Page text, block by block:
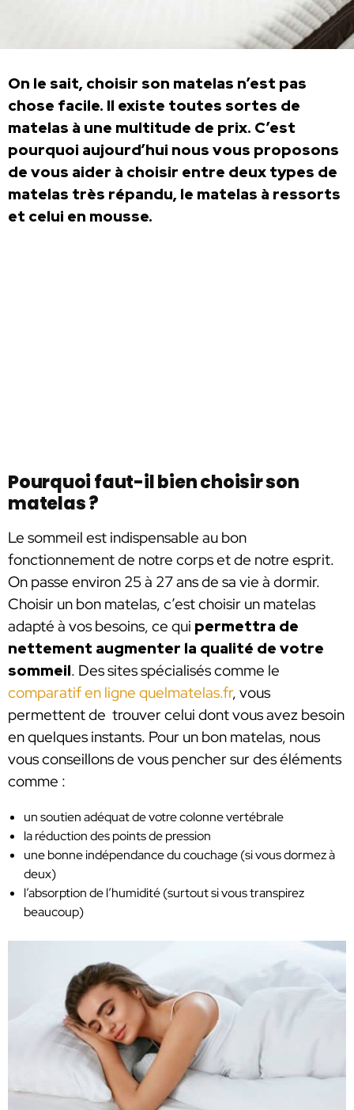
On le sait, choisir son matelas n’est pas
chose facile. Il existe toutes sortes de
matelas à une multitude de prix. C’est
pourquoi aujourd’hui nous vous proposons
de vous aider à choisir entre deux types de
matelas très répandu, le matelas à ressorts
et celui en mousse.
Pourquoi faut-il bien choisir son
matelas ?
Le sommeil est indispensable au bon
fonctionnement de notre corps et de notre esprit.
On passe environ 25 à 27 ans de sa vie à dormir.
Choisir un bon matelas, c’est choisir un matelas
adapté à vos besoins, ce qui permettra de
nettement augmenter la qualité de votre
sommeil. Des sites spécialisés comme le
comparatif en ligne quelmatelas.fr, vous
permettent de trouver celui dont vous avez besoin
en quelques instants. Pour un bon matelas, nous
vous conseillons de vous pencher sur des éléments
comme :
un soutien adéquat de votre colonne vertébrale
la réduction des points de pression
une bonne indépendance du couchage (si vous dormez à
deux)
l’absorption de l’humidité (surtout si vous transpirez
beaucoup)